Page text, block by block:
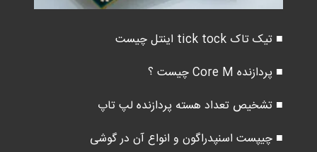
■ تیک تاک tick tock اینتل چیست
■ پردازنده Core M چیست ؟
■ تشخیص تعداد هسته پردازنده لپ تاپ
■ چیپست اسنپدراگون و انواع آن در گوشی